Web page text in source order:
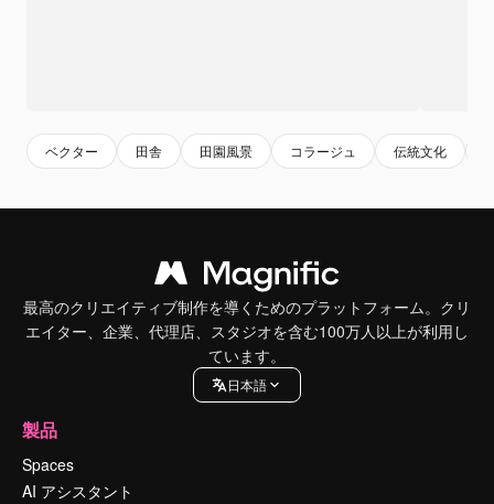
ベクター 田舎 田園風景 コラージュ 伝統文化
最高のクリエイティブ制作を導くためのプラットフォーム。クリ
エイター、企業、代理店、スタジオを含む100万人以上が利用し
ています。
日本語
製品
Spaces
AI アシスタント